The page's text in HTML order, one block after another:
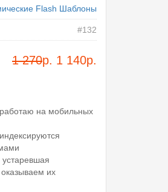
Flash Шаблоны
#132
1 270р. 1 140р.
на мобильных
их